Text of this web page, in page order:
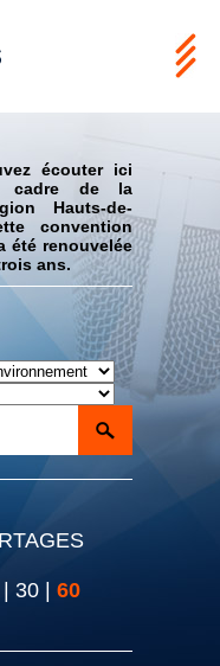
écouter ici
cadre de la
Hauts-de-
convention
été renouvelée
ans.
30| 60